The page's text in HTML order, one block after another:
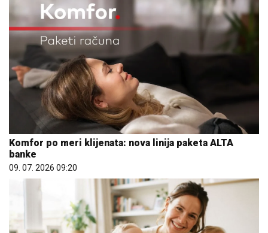
Komfor po meri klijenata: nova linija paketa ALTA
banke
09. 07. 2026 09:20